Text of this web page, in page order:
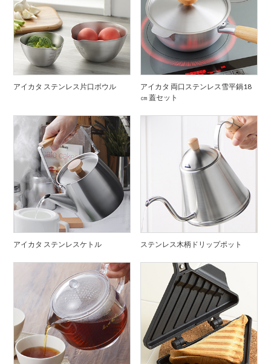
アイカタ ステンレス片口ボウル
アイカタ 両口ステンレス雪平鍋18
㎝ 蓋セット
アイカタ ステンレスケトル ステンレス木柄ドリップポット